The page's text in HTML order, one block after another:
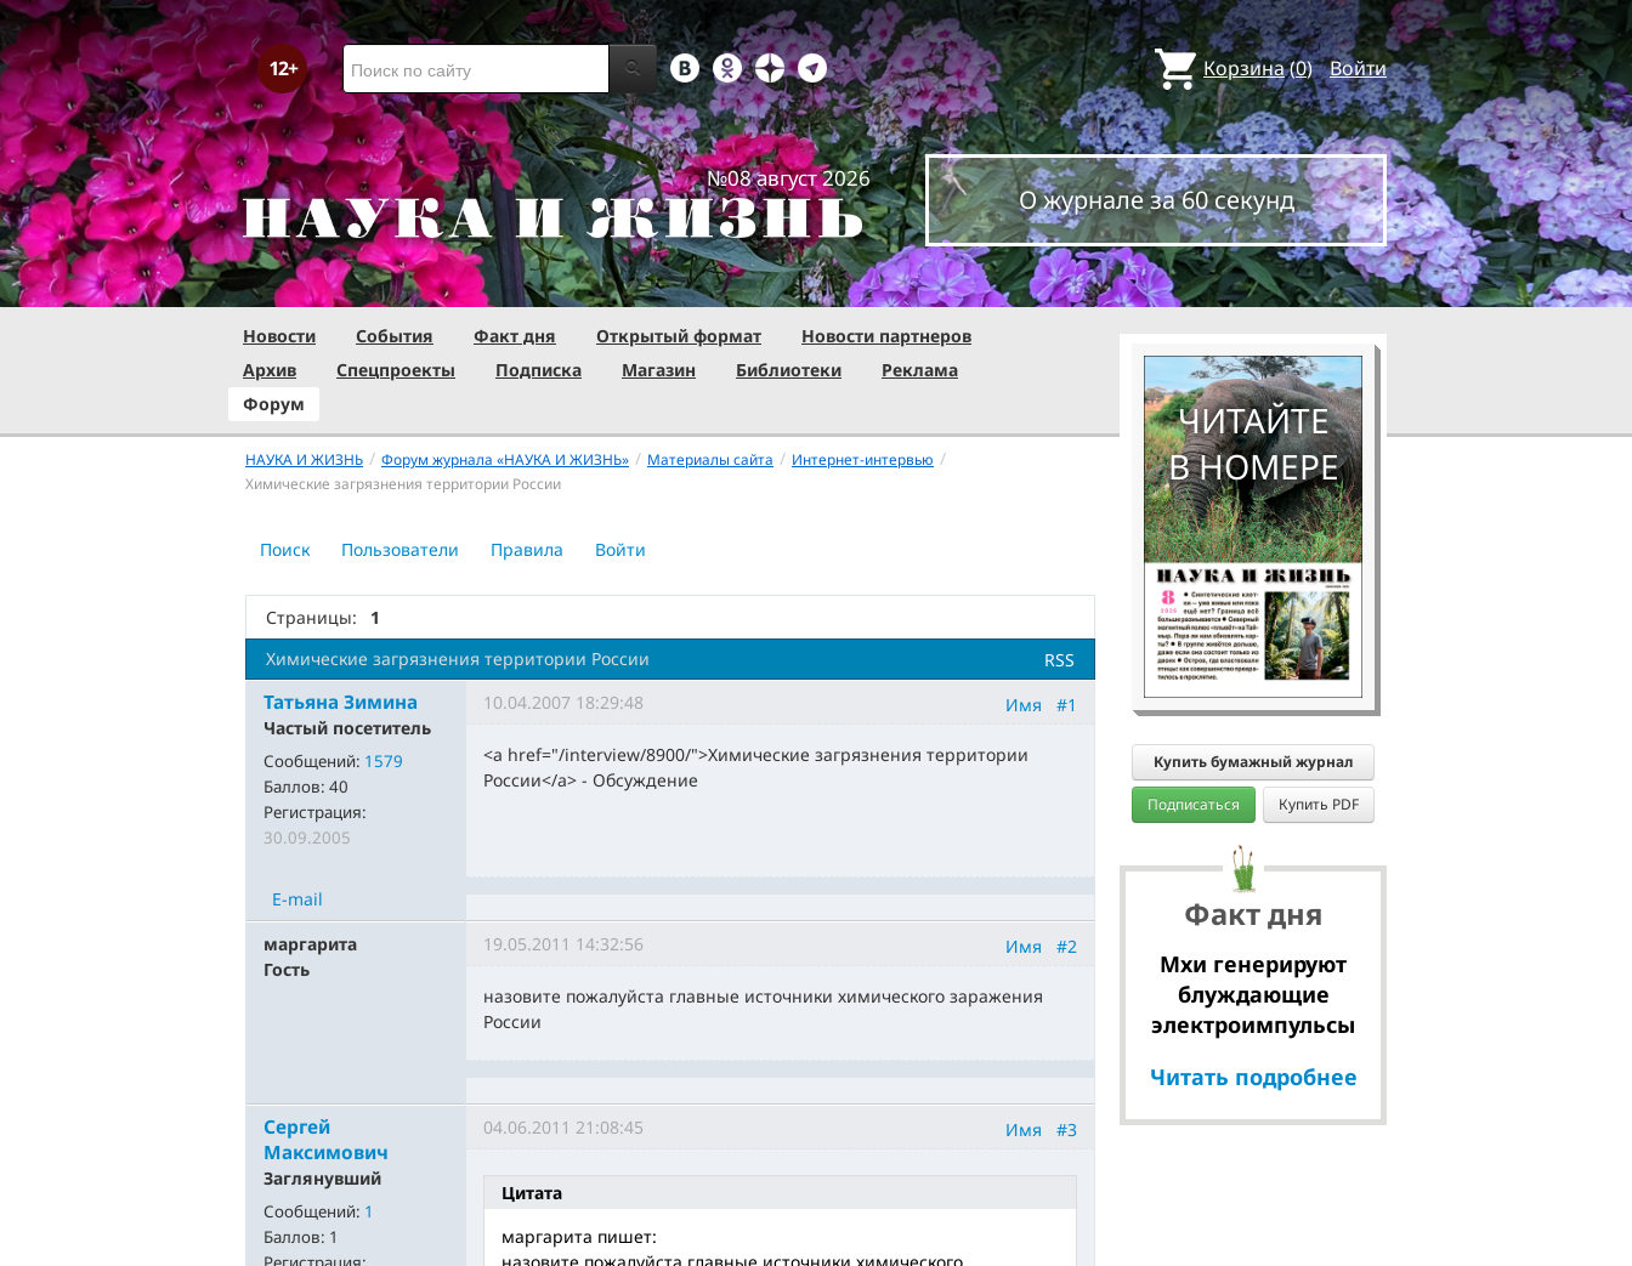
Корзина(0) Войти
№08 август 2026
О журнале за 60 секунд
Новости События Факт дня Открытый формат
Новости партнеров
Архив
Спецпроекты Подписка Магазин Библиотеки
Реклама
Форум
НАУКА И ЖИЗНЬ / Форум журнала «НАУКА И ЖИЗНЬ» / Материалы сайта / Интернет-интервью /
Химические загрязнения территории России
Поиск Пользователи Правила Войти
Страницы:
1
RSS
Химические загрязнения территории России
Татьяна Зимина
Частый посетитель
Сообщений: 1579
Баллов: 40
Регистрация:
30.09.2005
Имя #1
10.04.2007 18:29:48
<a href="/interview/8900/">Химические загрязнения территории
России</a> - Обсуждение
E-mail
маргарита
Гость
Имя #2
19.05.2011 14:32:56
назовите пожалуйста главные источники химического заражения
России
Сергей
Максимович
Заглянувший
Сообщений: 1
Баллов: 1
Имя #3
04.06.2011 21:08:45
Цитата
маргарита пишет:
ЧИТАЙТЕ
В НОМЕРЕ
Купить бумажный журнал
Подписаться Купить PDF
Факт дня
Мхи генерируют
блуждающие
электроимпульсы
Читать подробнее